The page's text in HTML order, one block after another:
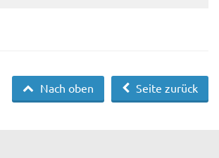
Seite zurück
Nach oben